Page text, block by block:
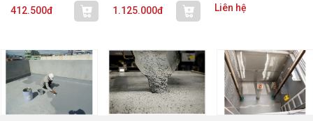
412.500đ
1.125.000đ
Liên hệ